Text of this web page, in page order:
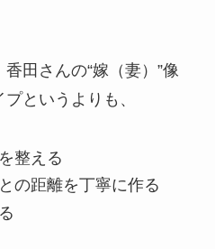
田さんの“嫁（妻）”像
というよりも、
整える
の距離を丁寧に作る